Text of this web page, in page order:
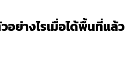
ย่างไรเมื่อได้พื้นที่แล้ว